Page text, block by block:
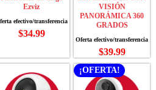
Ezviz
$34.99
VISIÓN
PANORÁMICA 360
GRADOS
$39.99
¡OFERTA!